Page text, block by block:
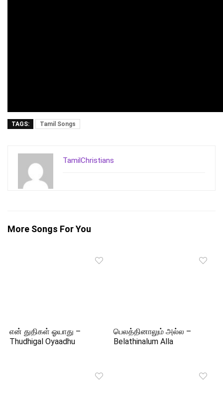
TAGS: Tamil Songs
TamilChristians
More Songs For You
என் துதிகள் ஓயாது –
Thudhigal Oyaadhu
பெலத்தினாலும் அல்ல –
Belathinalum Alla